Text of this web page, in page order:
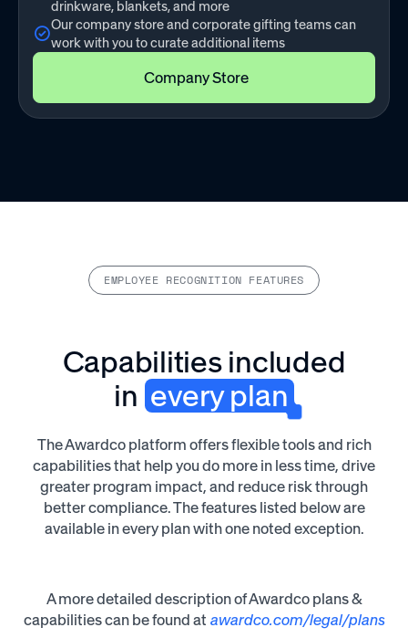
drinkware, blankets, and more
Our company store and corporate gifting teams can
work with you to curate additional items
Company Store
Surveys
annual
subscription
Simple
easy
way
EMPLOYEE RECOGNITION FEATURES
Capabilities included
in every plan
The Awardco platform offers flexible tools and rich
capabilities that help you do more in less time, drive
greater program impact, and reduce risk through
better compliance. The features listed below are
available in every plan with one noted exception.
A more detailed description of Awardco plans &
capabilities can be found at awardco.com/legal/plans